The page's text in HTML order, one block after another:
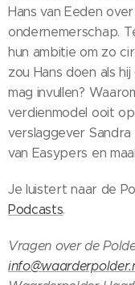
Hans van Eeden
ondernemerschap.
hun ambitie om zo
zou Hans doen als
mag invullen?
verdienmodel ooit
verslaggever
van Easypers en
Je luistert naar de
Podcasts.
Vragen over de